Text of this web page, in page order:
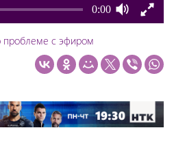
0:00
с эфиром